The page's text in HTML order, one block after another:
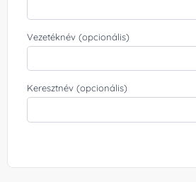
Vezetéknév (opcionális)
Keresztnév (opcionális)